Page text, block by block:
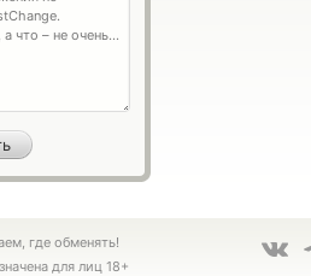
где обменять!
для лиц 18+